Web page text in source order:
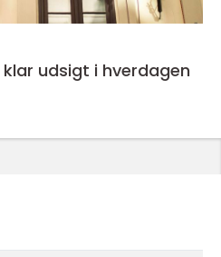
Vinduespudser ikast klar udsigt i hverdagen